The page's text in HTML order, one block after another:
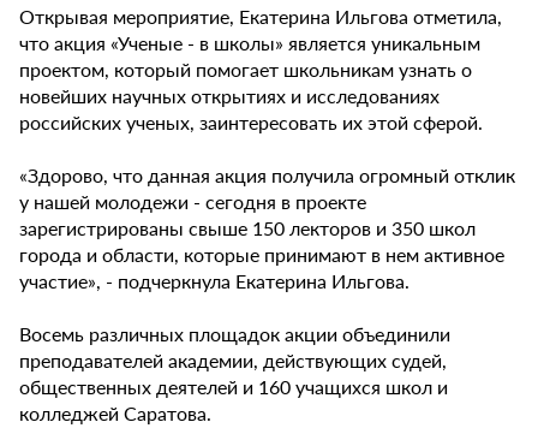
Открывая мероприятие, Екатерина Ильгова отметила,
что акция «Ученые - в школы» является уникальным
проектом, который помогает школьникам узнать о
новейших научных открытиях и исследованиях
российских ученых, заинтересовать их этой сферой.
«Здорово, что данная акция получила огромный отклик
у нашей молодежи - сегодня в проекте
зарегистрированы свыше 150 лекторов и 350 школ
города и области, которые принимают в нем активное
участие», - подчеркнула Екатерина Ильгова.
Восемь различных площадок акции объединили
преподавателей академии, действующих судей,
общественных деятелей и 160 учащихся школ и
колледжей Саратова.